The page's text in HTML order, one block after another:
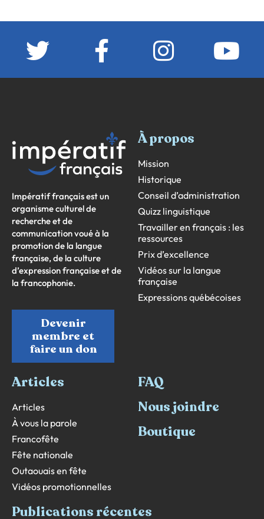
Impératif français est un
organisme culturel de
recherche et de
communication voué à la
promotion de la langue
française, de la culture
d’expression française et de
la francophonie.
Devenir
membre et
faire un don
À propos
Mission
Historique
Conseil d’administration
Quizz linguistique
Travailler en français : les
ressources
Prix d’excellence
Vidéos sur la langue
française
Expressions québécoises
Articles
Articles
À vous la parole
Francofête
Fête nationale
Outaouais en fête
Vidéos promotionnelles
FAQ
Nous joindre
Boutique
Publications récentes